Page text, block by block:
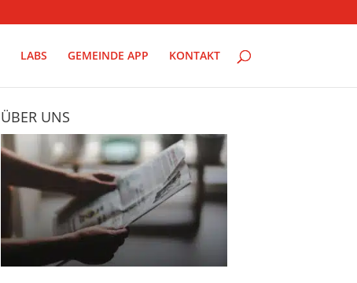
LABS GEMEINDE APP KONTAKT
ÜBER UNS